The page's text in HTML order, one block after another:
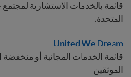
قائمة بالخدمات الاستشارية
المتحدة.
United We Dream
قائمة الخدمات المجانية أو منخفضة
الموثقين